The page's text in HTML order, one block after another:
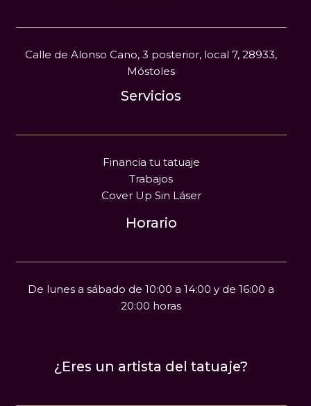
Calle de Alonso Cano, 3 posterior, local 7, 28933,
Móstoles
Servicios
Financia tu tatuaje
Trabajos
Cover Up Sin Láser
Horario
De lunes a sábado de 10:00 a 14:00 y de 16:00 a
20:00 horas
¿Eres un artista del tatuaje?